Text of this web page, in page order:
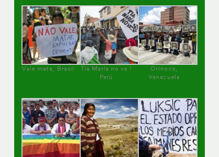
Vale mata, Brasil
Tía María no va !
Perú
Orinoco,
Venezuela